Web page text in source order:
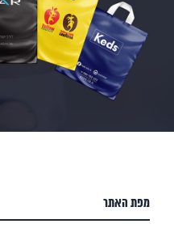
מפת האתר